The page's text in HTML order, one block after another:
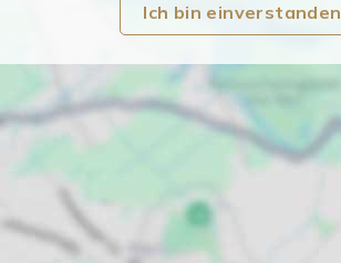
Ich bin einverstanden